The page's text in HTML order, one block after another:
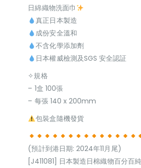
日綿織物洗面巾
真正日本製造
成份安全溫和
不含化學添加劑
日本權威檢測及SGS 安全認証
✧規格
– 1盒 100張
– 每張 140 x 200mm
包裝盒隨機發貨
(預計到港日期: 2024年11月尾)
[J411081] 日本製造日棉織物百分百